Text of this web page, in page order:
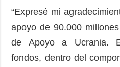
“Expresé mi
apoyo de 90.000
de Apoyo a Ucrania.
fondos, dentro del